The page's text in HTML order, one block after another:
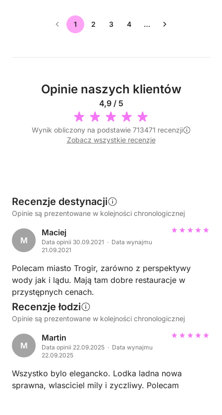
1 2 3 4 …
Opinie naszych klientów
4,9 / 5
Wynik obliczony na podstawie 713471 recenzji
Zobacz wszystkie recenzje
Recenzje destynacji
Opinie są prezentowane w kolejności chronologicznej
M
Maciej
Data opinii 30.09.2021 · Data wynajmu
21.09.2021
Polecam miasto Trogir, zarówno z perspektywy
wody jak i lądu. Mają tam dobre restauracje w
przystępnych cenach.
Recenzje łodzi
Opinie są prezentowane w kolejności chronologicznej
M
Martin
Data opinii 22.09.2025 · Data wynajmu
22.09.2025
Wszystko bylo elegancko. Lodka ladna nowa
sprawna, wlasciciel mily i zyczliwy. Polecam